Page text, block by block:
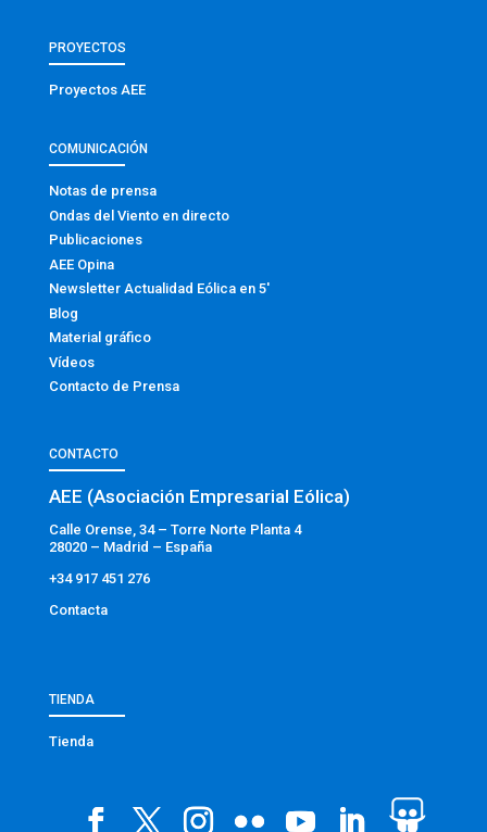
PROYECTOS
Proyectos AEE
COMUNICACIÓN
Notas de prensa
Ondas del Viento en directo
Publicaciones
AEE Opina
Newsletter Actualidad Eólica en 5′
Blog
Material gráfico
Vídeos
Contacto de Prensa
CONTACTO
AEE (Asociación Empresarial Eólica)
Calle Orense, 34 – Torre Norte Planta 4
28020 – Madrid – España
+34 917 451 276
Contacta
TIENDA
Tienda